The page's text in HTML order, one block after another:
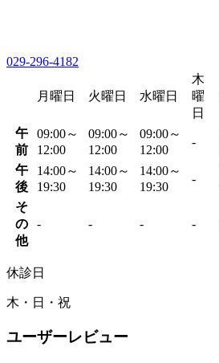
029-296-4182
月曜日 火曜日 水曜日
木
曜
日
午
前
09:00～
12:00
09:00～
12:00
09:00～
12:00
-
午
後
14:00～
19:30
14:00～
19:30
14:00～
19:30
-
そ
の
他
- - - -
休診日
木・日・祝
ユーザーレビュー